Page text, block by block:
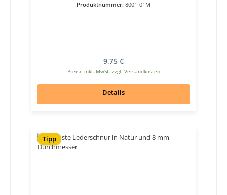
Produktnummer: 8001-01M
Regulärer Preis:
9,75 €
Preise inkl. MwSt. zzgl. Versandkosten
Details
Tipp